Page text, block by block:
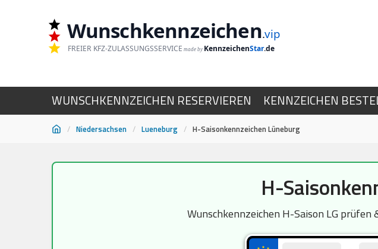
Wunschkennzeichen.vip
FREIER KFZ-ZULASSUNGSSERVICE made by KennzeichenStar.de
WUNSCHKENNZEICHEN RESERVIEREN KENNZEICHEN
/ Niedersachsen / Lueneburg / H-Saisonkennzeichen Lüneburg
H-
Wunschkennzeichen H-Saison LG